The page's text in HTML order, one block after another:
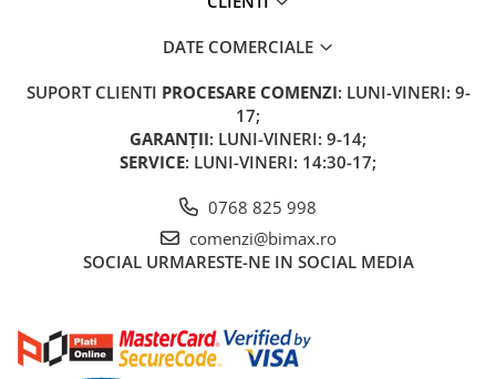
Baterie Trotineta Electrica
Cauciuc Trotineta Electrica
Camera Trotineta Electrica
Incarcator Trotineta Electrica
Controller Trotineta Electrica
Motor Trotineta Electrica
Kit Frână Hidraulică
DATE COMERCIALE
SUPORT CLIENTI PROCESARE COMENZI: LUNI-VINERI: 9-
17;
GARANȚII: LUNI-VINERI: 9-14;
SERVICE: LUNI-VINERI: 14:30-17;
0768 825 998
comenzi@bimax.ro
SOCIAL URMARESTE-NE IN SOCIAL MEDIA